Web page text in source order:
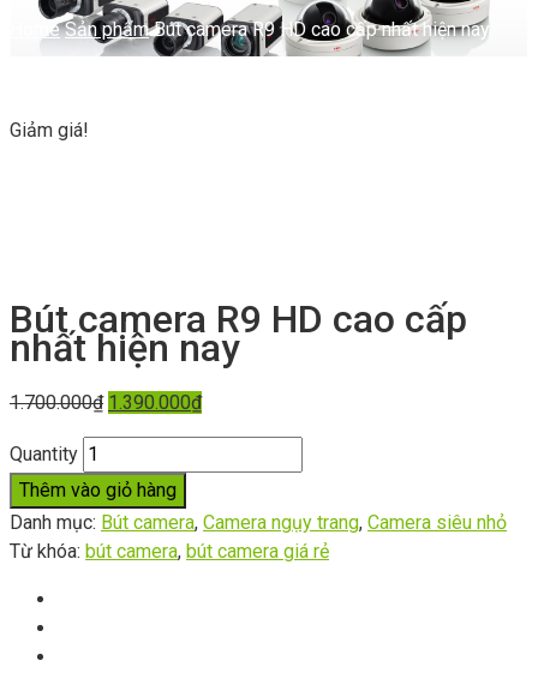
Home Sản phẩm Bút camera R9 HD cao cấp nhất hiện nay
Giảm giá!
Bút camera R9 HD cao cấp
nhất hiện nay
1.700.000₫ 1.390.000₫
Quantity
Thêm vào giỏ hàng
Danh mục: Bút camera, Camera ngụy trang, Camera siêu nhỏ
Từ khóa: bút camera, bút camera giá rẻ